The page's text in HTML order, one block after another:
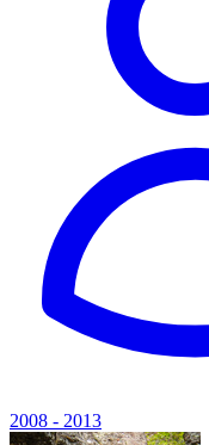
2008 - 2013